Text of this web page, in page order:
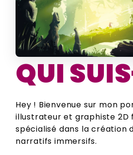
QUI
illustrateur et graphiste 2D
spécialisé dans la création
narratifs immersifs.